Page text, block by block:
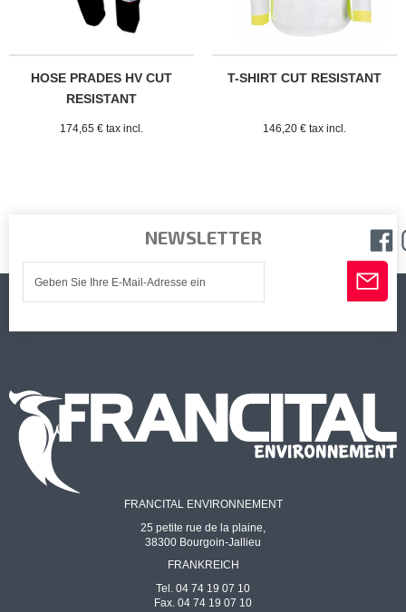
HOSE PRADES HV CUT
RESISTANT
174,65 € tax incl.
T-SHIRT CUT RESISTANT
146,20 € tax incl.
NEWSLETTER
FRANCITAL ENVIRONNEMENT
25 petite rue de la plaine,
38300 Bourgoin-Jallieu
FRANKREICH
Tel. 04 74 19 07 10
Fax. 04 74 19 07 10